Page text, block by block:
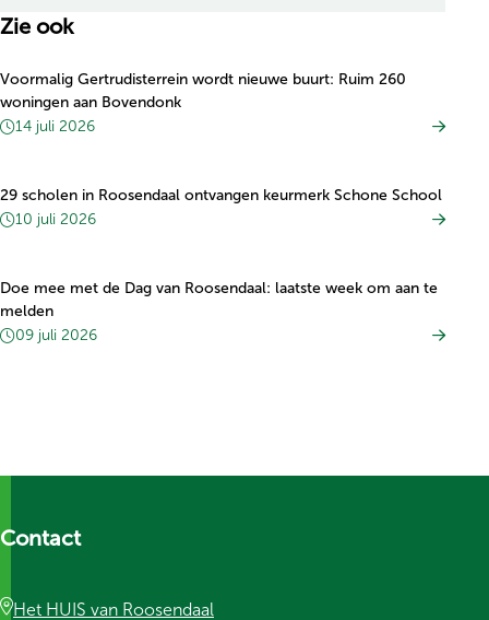
Zie ook
Voormalig Gertrudisterrein wordt nieuwe buurt: Ruim 260
woningen aan Bovendonk
14 juli 2026
29 scholen in Roosendaal ontvangen keurmerk Schone School
10 juli 2026
Doe mee met de Dag van Roosendaal: laatste week om aan te
melden
09 juli 2026
Contact
Het HUIS van Roosendaal